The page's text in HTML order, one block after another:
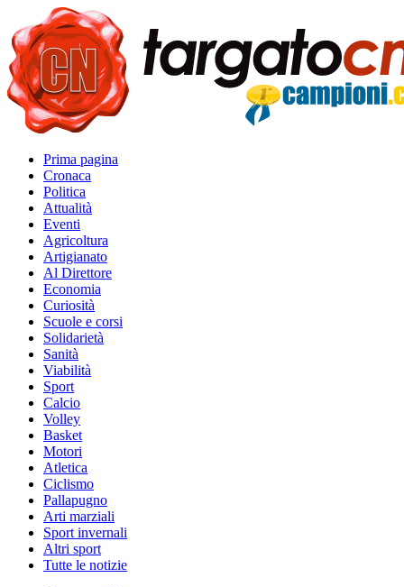
Prima pagina
Cronaca
Politica
Attualità
Eventi
Agricoltura
Artigianato
Al Direttore
Economia
Curiosità
Scuole e corsi
Solidarietà
Sanità
Viabilità
Sport
Calcio
Volley
Basket
Motori
Atletica
Ciclismo
Pallapugno
Arti marziali
Sport invernali
Altri sport
Tutte le notizie